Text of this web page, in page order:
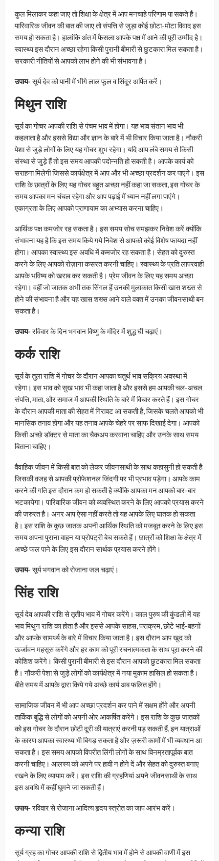
कुल मिलाकर कहा जाए तो शिक्षा के क्षेत्र में आप मनचाहे परिणाम पा सकते हैं।
पारिवारिक जीवन की बात की जाए तो संपत्ति से जुड़ा कोई छोटा-मोटा विवाद इस
समय हो सकता है। हालांकि अंत में फैसला आपके पक्ष में आने की पूरी उम्मीद है।
स्वास्थ्य इस दौरान अच्छा रहेगा किसी पुरानी बीमारी से छुटकारा मिल सकता है।
सरकारी नीतियों से आपको लाभ होने की भी संभावना है।
उपाय-सूर्य देव को पानी में भीगे लाल फूल व सिंदूर अर्पित करें।
मिथुन राशि
सूर्य का गोचर आपकी राशि से पंचम भाव में होगा। यह भाव संतान भाव भी
कहलाता है और इससे विद्या और ज्ञान के बारे में भी विचार किया जाता है। नौकरी
पेशा से जुड़े लोगों के लिए यह गोचर शुभ रहेगा। यदि आप लंबे समय से किसी
संस्था से जुड़े हैं तो इस समय आपकी पदोन्नति हो सकती है। आपके कार्य को
सराहना मिलेगी जिससे कार्यक्षेत्र में आप और भी अच्छा प्रदर्शन कर पाएंगे। इस
राशि के छात्रों के लिए यह गोचर बहुत अच्छा नहीं कहा जा सकता, इस गोचर के
समय आपका मन चंचल रहेगा और आप पढ़ाई में ध्यान नहीं लगा पाएंगे।
एकाग्रता के लिए आपको प्राणायाम का अभ्यास करना चाहिए।
आर्थिक पक्ष कमजोर रह सकता है। इस समय सोच समझकर निवेश करें क्योंकि
संभावना यह है कि इस समय किये गये निवेश से आपको कोई विशेष फायदा नहीं
होगा। आपका स्वास्थ्य इस अवधि में कमजोर रह सकता है। सेहत को दुरुस्त
करने के लिए आपको रोज़ाना कसरत करनी चाहिए। स्वास्थ्य के प्रति लापरवाही
आपके भविष्य को खराब कर सकती है। प्रेम जीवन के लिए यह समय अच्छा
रहेगा। वहीं जो जातक अभी तक सिंगल हैं उनकी मुलाकात किसी खास शख्स से
होने की संभावना है और यह खास शख्स आने वाले वक्त में उनका जीवनसाथी बन
सकता है।
उपाय-रविवार के दिन भगवान विष्णु के मंदिर में शुद्ध घी चढ़ाएं।
कर्क राशि
सूर्य के तुला राशि में गोचर के दौरान आपका चतुर्थ भाव सक्रिय अवस्था में
रहेगा। इस भाव को सुख भाव भी कहा जाता है और इससे हम आपकी चल-अचल
संपत्ति, माता, और समाज में आपकी स्थिति के बारे में विचार करते हैं। इस गोचर
के दौरान आपकी माता की सेहत में गिरावट आ सकती है, जिसके चलते आपको भी
मानसिक तनाव होगा और यह तनाव आपके चेहरे पर साफ दिखाई देगा। आपको
किसी अच्छे डॉक्टर से माता का चैकअप करवाना चाहिए और उनके साथ समय
बिताना चाहिए।
वैवाहिक जीवन में किसी बात को लेकर जीवनसाथी के साथ कहासुनी हो सकती है
जिसकी वजह से आपकी प्रोफेशनल जिंदगी पर भी प्रभाव पड़ेगा। आपके काम
करने की गति इस दौरान कम हो सकती है क्योंकि आपका मन आपको बार-बार
भटकायेगा। पारिवारिक जीवन को व्यवस्थित करने के लिए आपको प्रयास करने
की जरुरत है। अगर आप ऐसा नहीं करते तो यह आपके लिए घातक हो सकता
है। इस राशि के कुछ जातक अपनी आर्थिक स्थिति को मजबूत करने के लिए इस
समय अपना पुराना वाहन या प्रोपट्री बेच सकते हैं। छात्रों को शिक्षा के क्षेत्र में
अच्छे फल पाने के लिए इस दौरान सार्थक प्रयास करने होंगे।
उपाय-सूर्य भगवान को रोजाना जल चढ़ाएं।
सिंह राशि
सूर्य देव आपकी राशि से तृतीय भाव में गोचर करेंगे। काल पुरुष की कुंडली में यह
भाव मिथुन राशि का होता है और इससे आपके साहस, पराक्रम, छोटे भाई-बहनों
और आपके सामर्थ्य के बारे में विचार किया जाता है। इस दौरान आप खुद को
ऊर्जावन महसूस करेंगे और हर काम को पूरी रचनात्मकता के साथ पूरा करने की
कोशिश करेंगे। किसी पुरानी बीमारी से इस दौरान आपको छुटकारा मिल सकता
है। नौकरी पेशा से जुड़े लोगों को कार्यक्षेत्र में नया मुकाम हासिल हो सकता है।
बीते समय में आपके द्वारा किये गये अच्छे कार्य अब फलित होंगे।
सामाजिक जीवन में भी आप अच्छा प्रदर्शन कर पाने में सक्षम होंगे और अपनी
तार्किक बुद्धि से लोगों को अपनी ओर आकर्षित करेंगे। इस राशि के कुछ जातकों
को इस गोचर के दौरान छोटी दूरी की यात्राएं करनी पड़ सकती हैं, इन यात्राओं
के कारण आपका स्वास्थ्य भी बिगड़ सकता है और ज़रूरी कामों में भी व्यवधान आ
सकता है। इस समय आपको विपरीत लिंगी लोगों के साथ विनम्रतापूर्वक बात
करनी चाहिए। आलस्य को अपने पर हावी न होने दें और सेहत को दुरुस्त बनाए
रखने के लिए व्यायाम करें। इस राशि की ग्रहणियां अपने जीवनसाथी के साथ
इस अवधि में कहीं घूमने जा सकती हैं।
उपाय-रविवार से रोजाना आदित्य हृदय स्त्रोत का जाप आरंभ करें।
कन्या राशि
सूर्य ग्रह का गोचर आपकी राशि से द्वितीय भाव में होने से आपकी वाणी में इस